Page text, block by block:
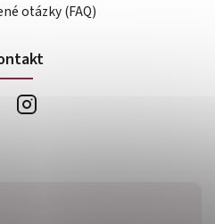
otázky (FAQ)